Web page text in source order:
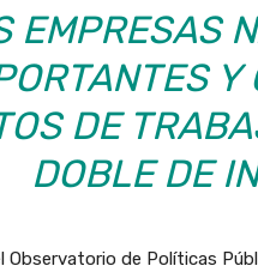
EMPRESAS
DE
DOBLE DE
Observatorio de Políticas